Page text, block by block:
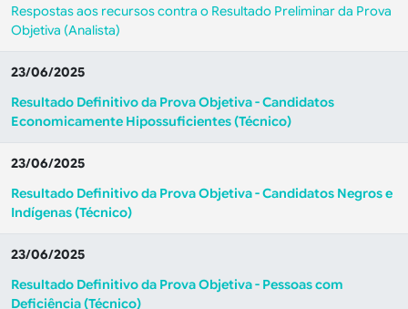
Respostas aos recursos contra o Resultado Preliminar da Prova
Objetiva (Analista)
23/06/2025
Resultado Definitivo da Prova Objetiva - Candidatos
Economicamente Hipossuficientes (Técnico)
23/06/2025
Resultado Definitivo da Prova Objetiva - Candidatos Negros e
Indígenas (Técnico)
23/06/2025
Resultado Definitivo da Prova Objetiva - Pessoas com
Deficiência (Técnico)